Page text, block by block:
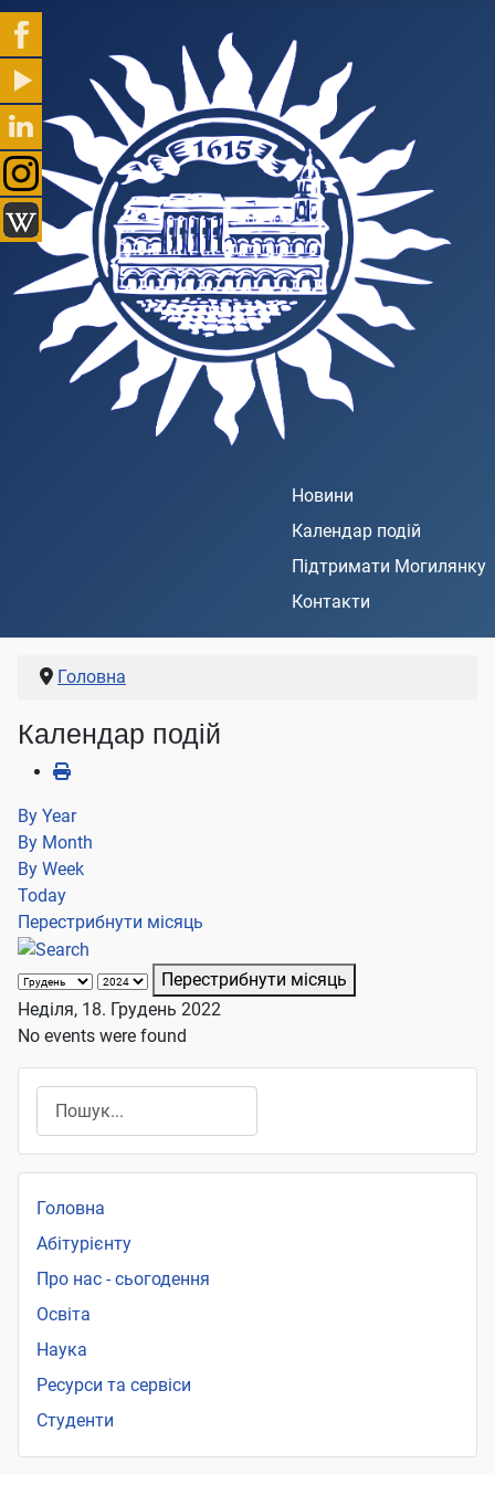
Новини
Календар подій
Підтримати Могилянку
Контакти
Головна
Календар подій
By Year
By Month
By Week
Today
Перестрибнути місяць
Перестрибнути місяць
Неділя, 18. Грудень 2022
No events were found
Головна
Абітурієнту
Про нас - сьогодення
Освіта
Наука
Ресурси та сервіси
Студенти